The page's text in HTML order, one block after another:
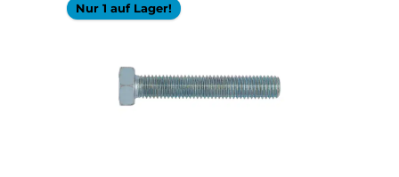
Nur 1 auf Lager!